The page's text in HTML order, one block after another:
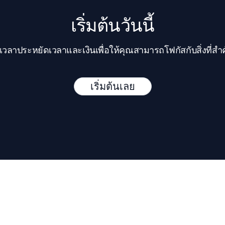
เริ่มต้นวันนี้
วลาประหยัดเวลาและเงินเพื่อให้คุณสามารถโฟกัสกับสิ่งที่ส
เริ่มต้นเลย